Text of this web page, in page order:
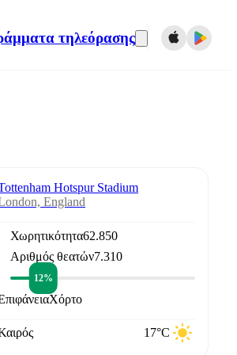
τηλεόρασης
Hotspur Stadium
England
Χωρητικότητα62.850
Αριθμός θεατών7.310
12%
Χόρτο
17°C